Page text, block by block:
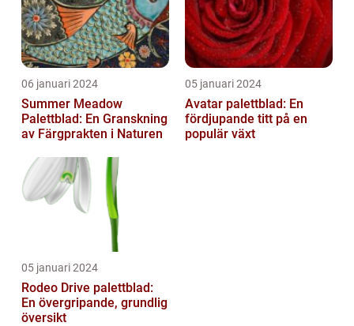
06 januari 2024
Summer Meadow
Palettblad: En Granskning
av Färgprakten i Naturen
05 januari 2024
Avatar palettblad: En
fördjupande titt på en
populär växt
05 januari 2024
Rodeo Drive palettblad:
En övergripande, grundlig
översikt